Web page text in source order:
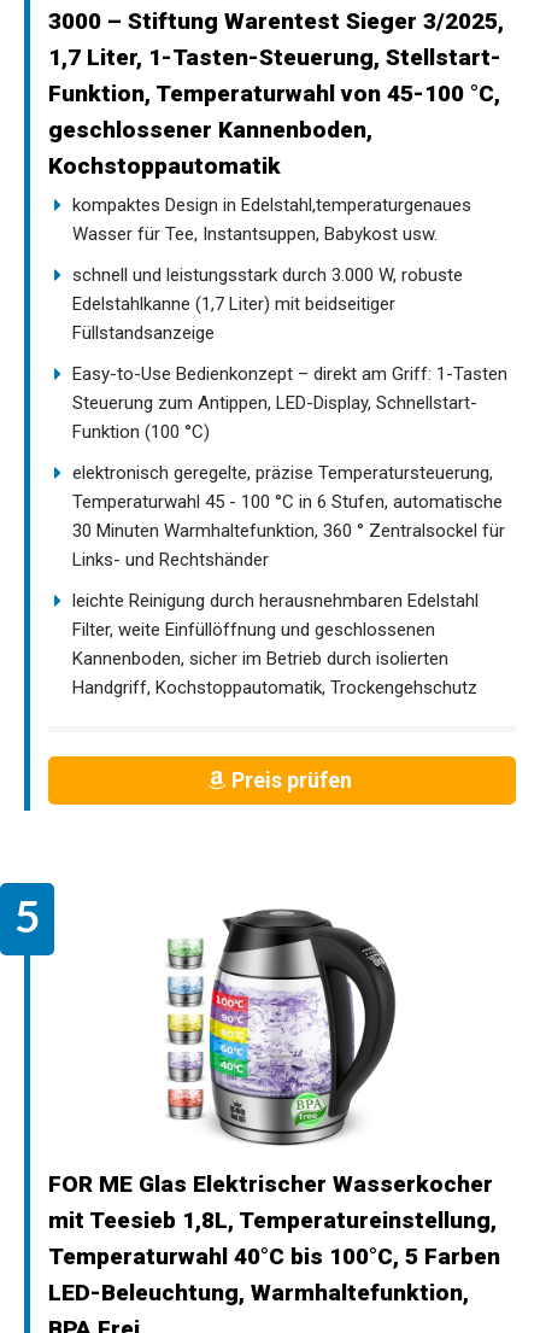
3000 – Stiftung Warentest Sieger 3/2025,
1,7 Liter, 1-Tasten-Steuerung, Stellstart-
Funktion, Temperaturwahl von 45-100 °C,
geschlossener Kannenboden,
Kochstoppautomatik
kompaktes Design in Edelstahl,temperaturgenaues
Wasser für Tee, Instantsuppen, Babykost usw.
schnell und leistungsstark durch 3.000 W, robuste
Edelstahlkanne (1,7 Liter) mit beidseitiger
Füllstandsanzeige
Easy-to-Use Bedienkonzept – direkt am Griff: 1-Tasten
Steuerung zum Antippen, LED-Display, Schnellstart-
Funktion (100 °C)
elektronisch geregelte, präzise Temperatursteuerung,
Temperaturwahl 45 - 100 °C in 6 Stufen, automatische
30 Minuten Warmhaltefunktion, 360 ° Zentralsockel für
Links- und Rechtshänder
leichte Reinigung durch herausnehmbaren Edelstahl
Filter, weite Einfüllöffnung und geschlossenen
Kannenboden, sicher im Betrieb durch isolierten
Handgriff, Kochstoppautomatik, Trockengehschutz
Preis prüfen
FOR ME Glas Elektrischer Wasserkocher
mit Teesieb 1,8L, Temperatureinstellung,
Temperaturwahl 40°C bis 100°C, 5 Farben
LED-Beleuchtung, Warmhaltefunktion,